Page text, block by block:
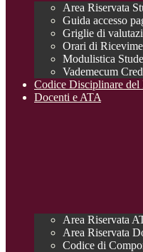
Area Riservata
Guida accesso
Griglie di
Orari di
Modulistica
Vademecum
Codice Disciplinare del
Docenti e ATA
Area Riservata
Area Riservata
Codice di